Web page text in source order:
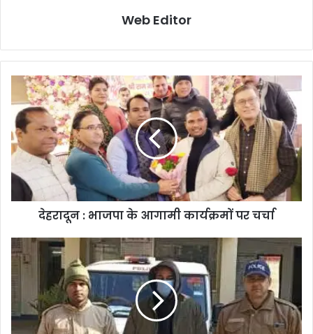
Web Editor
देहरादून : भाजपा के आगामी कार्यक्रमों पर चर्चा